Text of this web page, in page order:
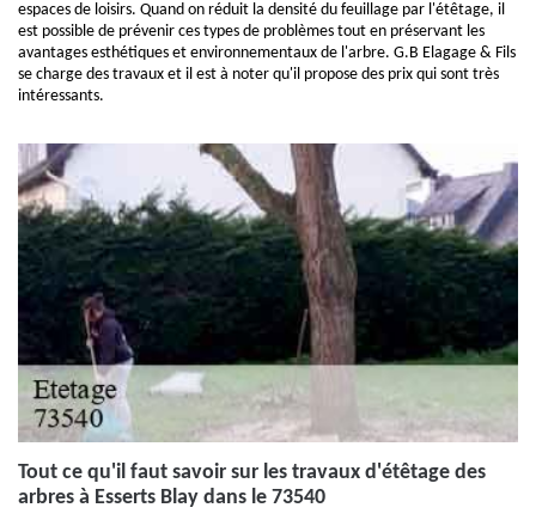
espaces de loisirs. Quand on réduit la densité du feuillage par l'étêtage, il
est possible de prévenir ces types de problèmes tout en préservant les
avantages esthétiques et environnementaux de l'arbre. G.B Elagage & Fils
se charge des travaux et il est à noter qu'il propose des prix qui sont très
intéressants.
Tout ce qu'il faut savoir sur les travaux d'étêtage des
arbres à Esserts Blay dans le 73540